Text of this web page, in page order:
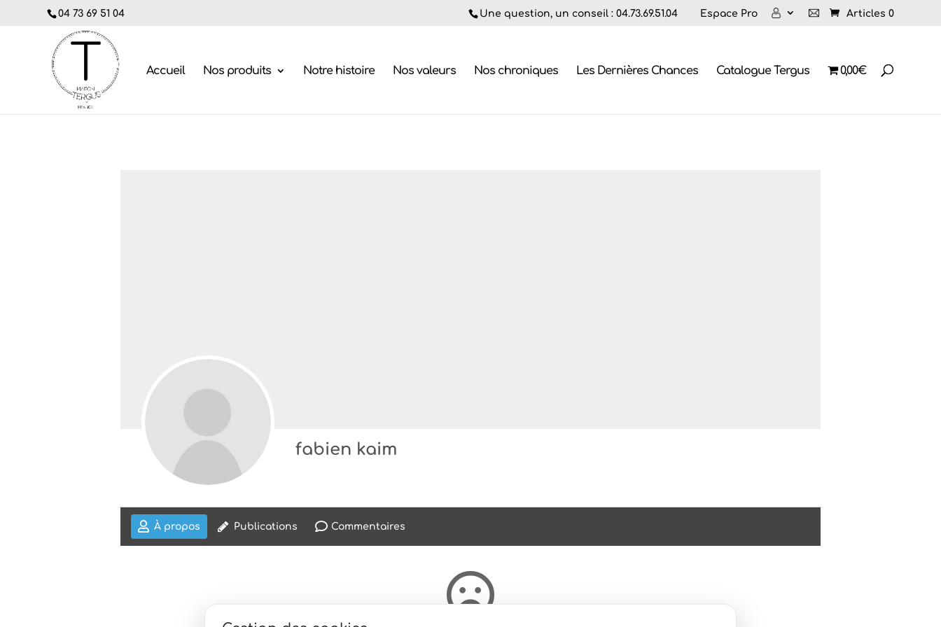
04 73 69 51 04 Une question, un conseil : 04.73.69.51.04 Espace Pro Articles 0
Accueil Nos produits Notre histoire Nos valeurs Nos chroniques Les Dernières Chances Catalogue Tergus 0,00€
fabien kaim
À propos Publications Commentaires